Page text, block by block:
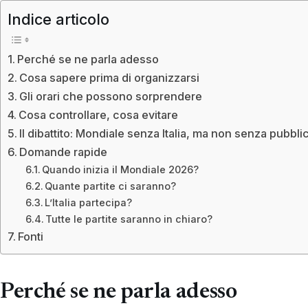
Indice articolo
Perché se ne parla adesso
Cosa sapere prima di organizzarsi
Gli orari che possono sorprendere
Cosa controllare, cosa evitare
Il dibattito: Mondiale senza Italia, ma non senza
Domande rapide
Quando inizia il Mondiale 2026?
Quante partite ci saranno?
L’Italia partecipa?
Tutte le partite saranno in chiaro?
Fonti
Perché se ne parla adesso